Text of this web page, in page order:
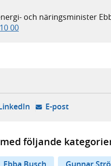
och näringsminister
00
flik, extern webbplats,
i ny flik, extern webbplats,
- öppnas i ny flik,
E-post- öppnar
följande